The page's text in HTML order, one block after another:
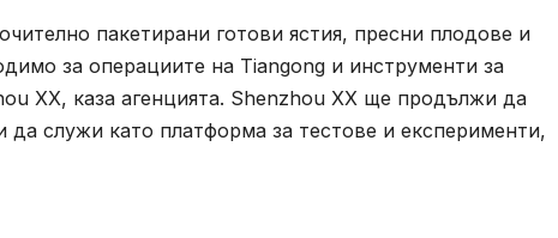
пакетирани готови ястия, пресни плодове и
за операциите на Tiangong и инструменти за
XX, каза агенцията. Shenzhou XX ще продължи да
да служи като платформа за тестове и експерименти,